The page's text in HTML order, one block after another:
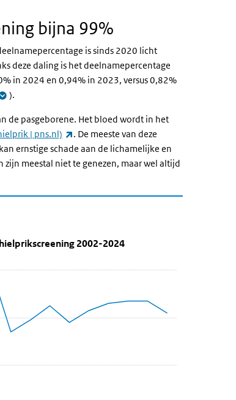
bijna 99%
is sinds 2020 licht
deze daling is het deelnamepercentage
in 2024 en 0,94% in 2023, versus 0,82%
).
de pasgeborene. Het bloed wordt in het
| pns.nl) (externe link)
. De meeste van deze
ernstige schade aan de lichamelijke en
meestal niet te genezen, maar wel altijd
2024
uit de hielprikscreening 2002-2024' over en ga naar de
aandoening uit de
2002-2024